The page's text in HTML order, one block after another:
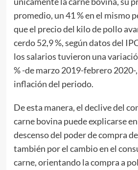
promedio, un 41 % en el mismo
que el precio del kilo de pollo
cerdo 52,9 %, según datos del
los salarios tuvieron una
% -de marzo 2019-febrero 2020-
inflación del periodo.
De esta manera, el declive del
carne bovina puede explicarse
descenso del poder de compra
también por el cambio en el
carne, orientando la compra a